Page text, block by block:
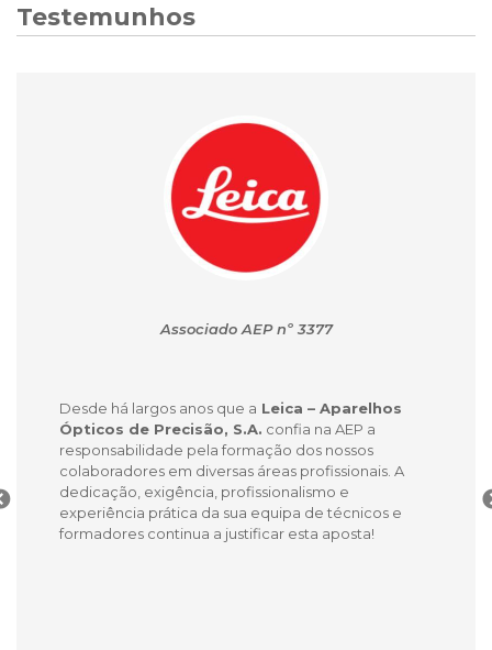
Testemunhos
Associado AEP nº 3377
Desde há largos anos que a Leica – Aparelhos
Ópticos de Precisão, S.A. confia na AEP a
responsabilidade pela formação dos nossos
colaboradores em diversas áreas profissionais. A
dedicação, exigência, profissionalismo e
experiência prática da sua equipa de técnicos e
formadores continua a justificar esta aposta!